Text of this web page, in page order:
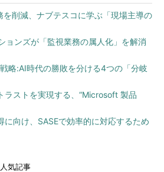
れマウントされ
イル。この例で
それぞれマウント
合、ディスクドラ
削減、ナブテスコに学ぶ「現場主導の
ョンズが「監視業務の属人化」を解消
略:AI時代の勝敗を分ける4つの「分岐
ラストを実現する、“Microsoft 製品
に向け、SASEで効率的に対応するため
気記事